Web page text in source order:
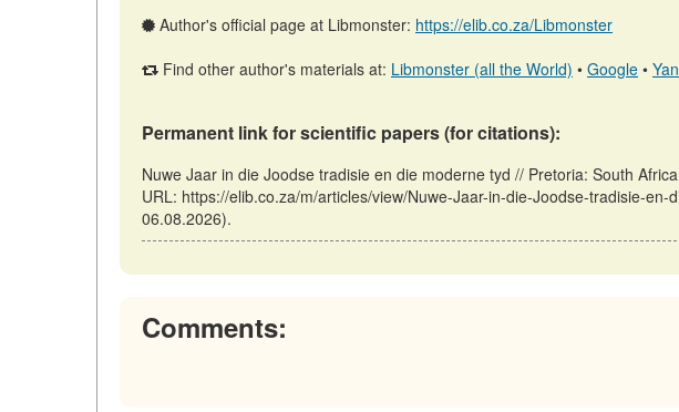
Author's official page at Libmonster: https://elib.co.za/Libmonster
Find other author's materials at: Libmonster (all the World) • Google •
Permanent link for scientific papers (for citations):
Nuwe Jaar in die Joodse tradisie en die moderne tyd // Pretoria: South
URL: https://elib.co.za/m/articles/view/Nuwe-Jaar-in-die-Joodse-tradisie-en-
06.08.2026).
Comments: